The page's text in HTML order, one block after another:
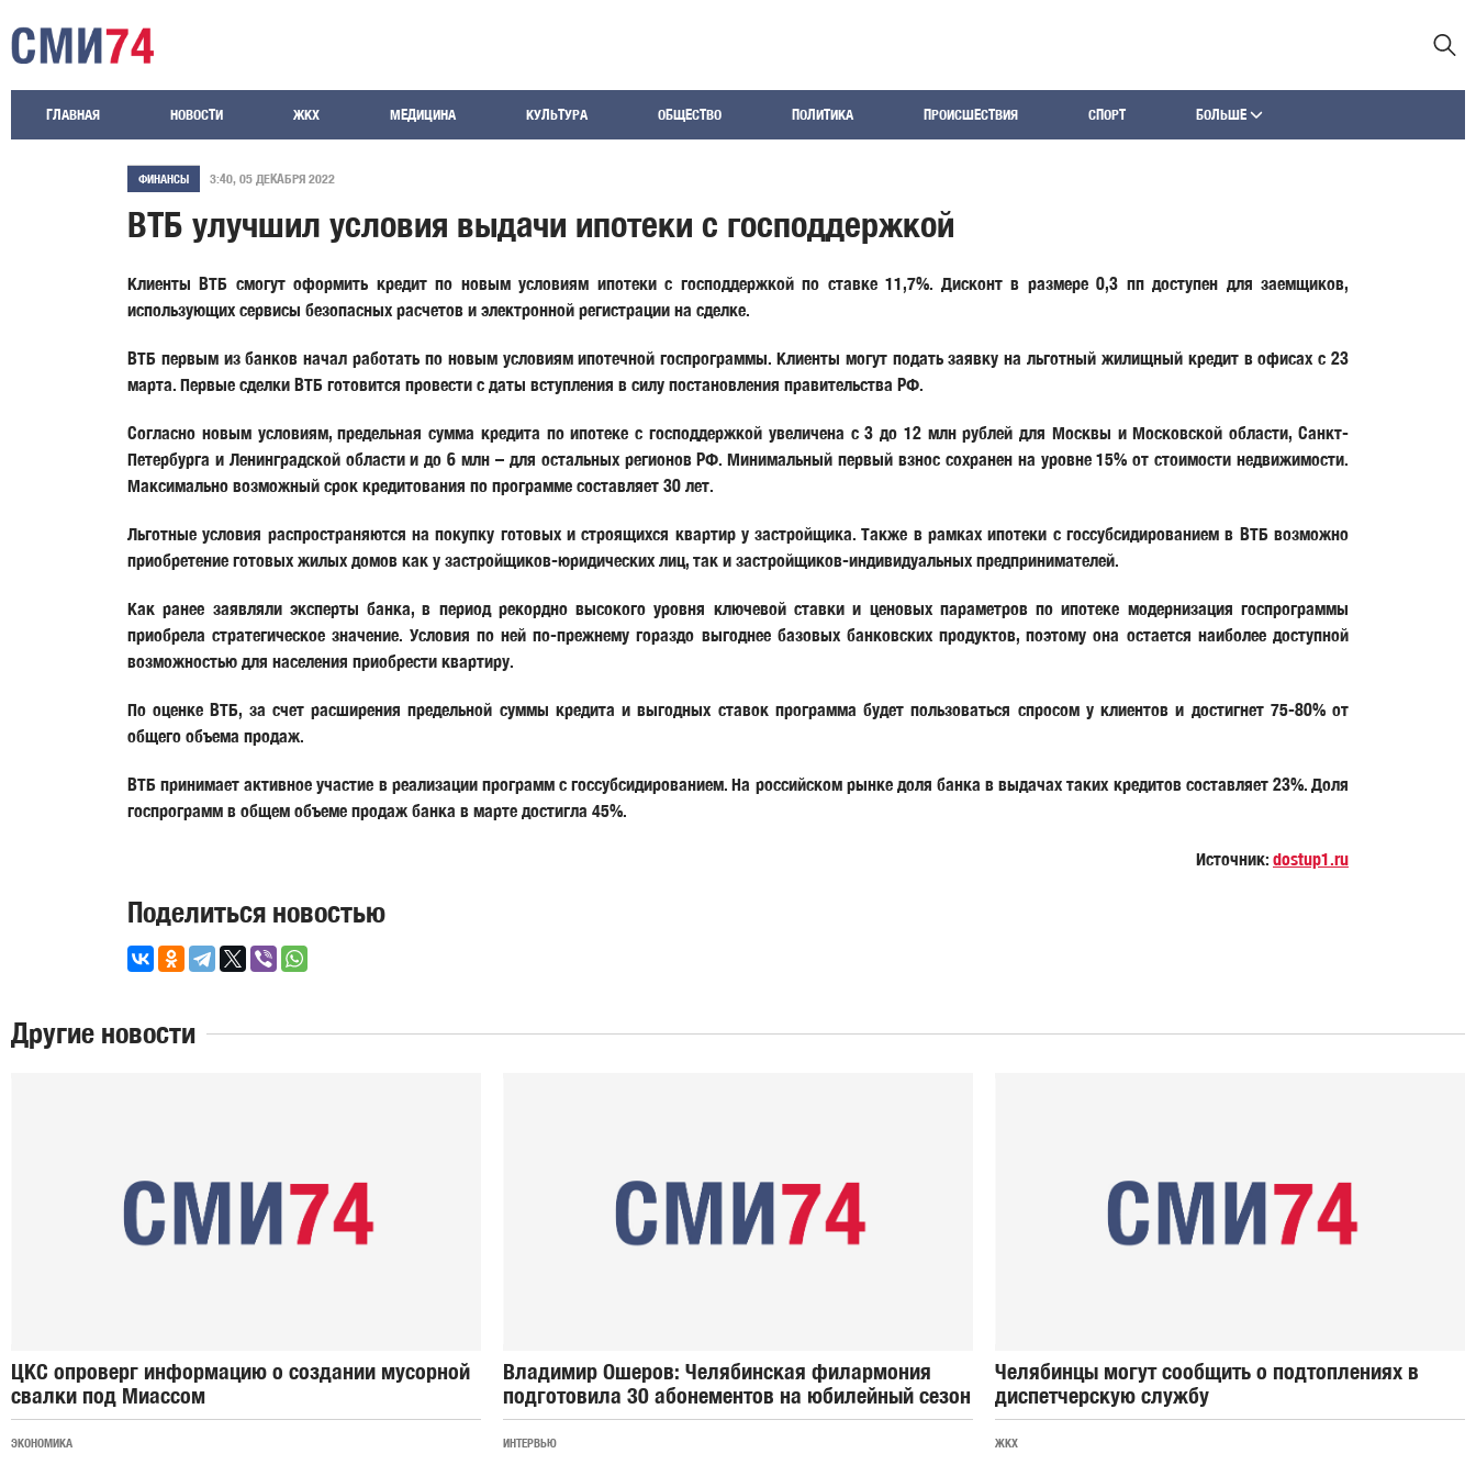
ГЛАВНАЯ НОВОСТИ ЖКХ МЕДИЦИНА КУЛЬТУРА ОБЩЕСТВО ПОЛИТИКА ПРОИСШЕСТВИЯ СПОРТ БОЛЬШЕ
ФИНАНСЫ 3:40, 05 ДЕКАБРЯ 2022
ВТБ улучшил условия выдачи ипотеки с господдержкой
Клиенты ВТБ смогут оформить кредит по новым условиям ипотеки с господдержкой по ставке 11,7%. Дисконт в размере 0,3 пп доступен для заемщиков,
использующих сервисы безопасных расчетов и электронной регистрации на сделке.
ВТБ первым из банков начал работать по новым условиям ипотечной госпрограммы. Клиенты могут подать заявку на льготный жилищный кредит в офисах с 23
марта. Первые сделки ВТБ готовится провести с даты вступления в силу постановления правительства РФ.
Согласно новым условиям, предельная сумма кредита по ипотеке с господдержкой увеличена с 3 до 12 млн рублей для Москвы и Московской области, Санкт-
Петербурга и Ленинградской области и до 6 млн – для остальных регионов РФ. Минимальный первый взнос сохранен на уровне 15% от стоимости недвижимости.
Максимально возможный срок кредитования по программе составляет 30 лет.
Льготные условия распространяются на покупку готовых и строящихся квартир у застройщика. Также в рамках ипотеки с госсубсидированием в ВТБ возможно
приобретение готовых жилых домов как у застройщиков-юридических лиц, так и застройщиков-индивидуальных предпринимателей.
Как ранее заявляли эксперты банка, в период рекордно высокого уровня ключевой ставки и ценовых параметров по ипотеке модернизация госпрограммы
приобрела стратегическое значение. Условия по ней по-прежнему гораздо выгоднее базовых банковских продуктов, поэтому она остается наиболее доступной
возможностью для населения приобрести квартиру.
По оценке ВТБ, за счет расширения предельной суммы кредита и выгодных ставок программа будет пользоваться спросом у клиентов и достигнет 75-80% от
общего объема продаж.
ВТБ принимает активное участие в реализации программ с госсубсидированием. На российском рынке доля банка в выдачах таких кредитов составляет 23%. Доля
госпрограмм в общем объеме продаж банка в марте достигла 45%.
Источник: dostup1.ru
Поделиться новостью
Другие новости
ЦКС опроверг информацию о создании мусорной
свалки под Миассом
ЭКОНОМИКА
Владимир Ошеров: Челябинская филармония
подготовила 30 абонементов на юбилейный сезон
ИНТЕРВЬЮ
Челябинцы могут сообщить о подтоплениях в
диспетчерскую службу
ЖКХ